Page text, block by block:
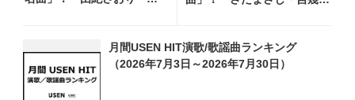
月間USEN HIT演歌/歌謡曲ランキング
（2026年7月3日～2026年7月30日）